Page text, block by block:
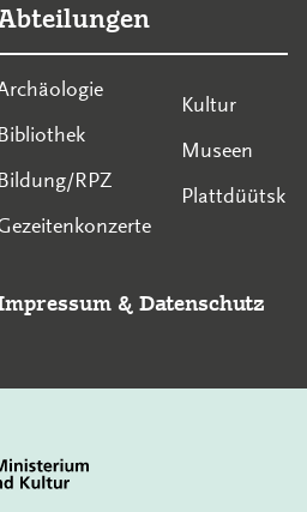
Bibliothek
Bildung/RPZ
Kultur
Museen
Plattdüütsk
& Datenschutz